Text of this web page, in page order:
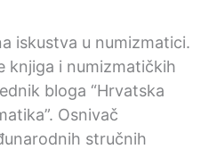
iskustva u numizmatici.
knjiga i numizmatičkih
bloga “Hrvatska
Osnivač
stručnih